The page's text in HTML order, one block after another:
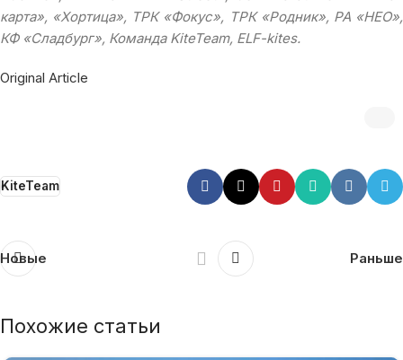
карта», «Хортица», ТРК «Фокус», ТРК «Родник», РА «НЕО»,
КФ «Сладбург», Команда KiteTeam, ELF-kites.
Original Article
KiteTeam
Новые Раньше
Похожие статьи